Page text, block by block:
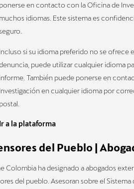
ponerse en contacto con la Oficina de
muchos idiomas. Este sistema es
Incluso si su idioma preferido no se ofrece
puede utilizar cualquier idioma
informe. También puede ponerse en
Investigación en cualquier idioma por
postal.
Ir a la plataforma
del Pueblo |
Colombia ha designado a abogados
del pueblo. Asesoran sobre el Sistema